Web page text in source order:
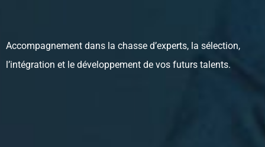
Accompagnement dans la chasse d’experts, la sélection,
l’intégration et le développement de vos futurs talents.